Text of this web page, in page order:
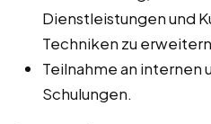
Dienstleistungen und
Techniken zu
Teilnahme an internen
Schulungen.